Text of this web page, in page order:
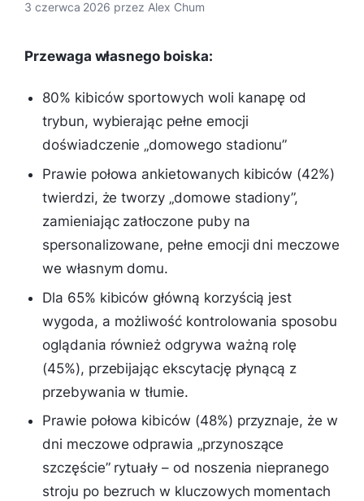
3 czerwca 2026 przez Alex Chum
Przewaga własnego boiska:
80% kibiców sportowych woli kanapę od
trybun, wybierając pełne emocji
doświadczenie „domowego stadionu”
Prawie połowa ankietowanych kibiców (42%)
twierdzi, że tworzy „domowe stadiony”,
zamieniając zatłoczone puby na
spersonalizowane, pełne emocji dni meczowe
we własnym domu.
Dla 65% kibiców główną korzyścią jest
wygoda, a możliwość kontrolowania sposobu
oglądania również odgrywa ważną rolę
(45%), przebijając ekscytację płynącą z
przebywania w tłumie.
Prawie połowa kibiców (48%) przyznaje, że w
dni meczowe odprawia „przynoszące
szczęście” rytuały – od noszenia niepranego
stroju po bezruch w kluczowych momentach